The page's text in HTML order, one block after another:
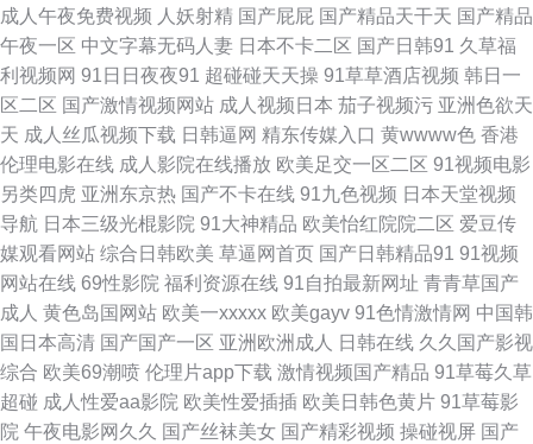
女图综合网 五月天综合网 www国产噜噜 精品99在线视频 无码流出苍井空
97超碰福利在线 久久三级片AV 亚洲艹视频 www色情 九一蜜桃 日韩欧美精
品撸 99国产丝袜足交 久草久草香蕉在线 天堂资源网站 97视频福利 激情文学
日韩 婷婷天天日 99超碰美女 国产一二三高清无 韩国自拍AV 天天干精品视
频 91偷拍在线观看 国产美女艹B 日本叼嘿片 91黄色传媒公司 激情四射影院
丝袜美腿自慰 www日日干 另类视频uu 天堂av资源站 超碰先锋影音 美日韩
肏屄 一级性愛tV 操碰国产 久草福利视频免费 婷婷影院伊人 99热拍久 韩日手
机免费无码 日韩欧美精品撸 91微拍福利 国产又色又爽视频 日韩激情老湿 97
成人午夜免费视频 人妖射精 国产屁屁 国产精品天干天 国产精品
午夜一区 中文字幕无码人妻 日本不卡二区 国产日韩91 久草福
利视频网 91日日夜夜91 超碰碰天天操 91草草酒店视频 韩日一
区二区 国产激情视频网站 成人视频日本 茄子视频污 亚洲色欲天
天 成人丝瓜视频下载 日韩逼网 精东传媒入口 黄wwww色 香港
伦理电影在线 成人影院在线播放 欧美足交一区二区 91视频电影
另类四虎 亚洲东京热 国产不卡在线 91九色视频 日本天堂视频
导航 日本三级光棍影院 91大神精品 欧美怡红院院二区 爱豆传
媒观看网站 综合日韩欧美 草逼网首页 国产日韩精品91 91视频
网站在线 69性影院 福利资源在线 91自拍最新网址 青青草国产
成人 黄色岛国网站 欧美一xxxxx 欧美gayv 91色情激情网 中国韩
国日本高清 国产国产一区 亚洲欧洲成人 日韩在线 久久国产影视
综合 欧美69潮喷 伦理片app下载 激情视频国产精品 91草莓久草
超碰 成人性爱aa影院 欧美性爱插插 欧美日韩色黄片 91草莓影
院 午夜电影网久久 国产丝袜美女 国产精彩视频 操碰视屏 国产